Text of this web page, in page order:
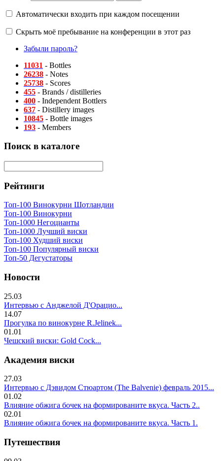
Автоматически входить при каждом посещении
Скрыть моё пребывание на конференции в этот раз
Забыли пароль?
11031 - Bottles
26238 - Notes
25738 - Scores
455 - Brands / distilleries
400 - Independent Bottlers
637 - Distillery images
10845 - Bottle images
193 - Members
Поиск в каталоге
Рейтинги
Топ-100 Винокурни Шотландии
Топ-100 Винокурни
Топ-1000 Негоцианты
Топ-1000 Лучший виски
Топ-100 Худший виски
Топ-100 Популярный виски
Топ-50 Дегустаторы
Новости
25.03
Интервью с Анджелой Д'Орацио...
14.07
Прогулка по винокурне R.Jelinek...
01.01
Чешский виски: Gold Cock...
Академия виски
27.03
Интервью с Дэвидом Стюартом (The Balvenie) февраль 2015...
01.02
Влияние обжига бочек на формированите вкуса. Часть 2..
02.01
Влияние обжига бочек на формированите вкуса. Часть 1.
Путешествия